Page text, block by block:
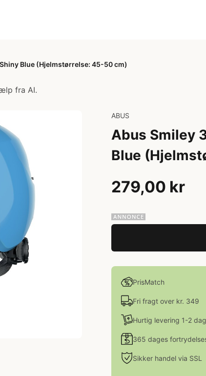
Blue (Hjelmstørrelse: 45-50 cm)
fra AI.
ABUS
Abus Smiley
Blue
279,00 kr
PrisMatch
Fri fragt over kr. 349
Hurtig levering 1-2
365 dages
Sikker handel via SSL